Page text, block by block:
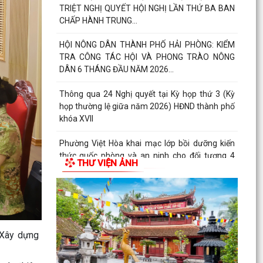
dựng
với học sinh, sinh viên năm học 2026-2027
kỹ năng thương lượng, ký kết thỏa ước lao động
tập thể
CHIẾN SĨ CÔNG AN PHƯỜNG
KỶ NIỆM 79 NĂM NGÀY THƯƠNG BINH - LIỆT SĨ
HỘI CỰU CHIẾN BINH PHỐI HỢP VỚI HỘI NẠN
NHÂN DA CAM/DIOXIN PHƯỜNG VIỆT HÒA
THĂM, TẶNG QUÀ GIA ĐÌNH...
PHƯỜNG VIỆT HÒA THẮP NẾN TRI ÂN CÁC ANH
HÙNG LIỆT SĨ NHÂN KỶ NIỆM 79 NĂM NGÀY
THƯƠNG BINH - LIỆT SĨ...
Phường Việt Hòa tổ chức ra quân dọn dẹp vệ
THƯ VIỆN ẢNH